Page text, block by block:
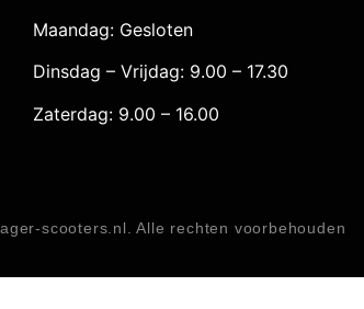
Maandag: Gesloten
Dinsdag – Vrijdag: 9.00 – 17.30
Zaterdag: 9.00 – 16.00
scooters.nl. Alle rechten voorbehouden